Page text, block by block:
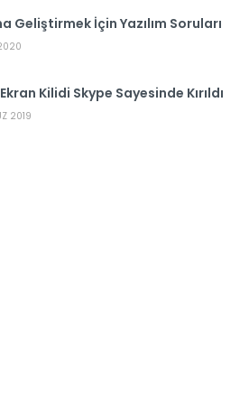
Geliştirmek İçin Yazılım Soruları
Kilidi Skype Sayesinde Kırıldı
2019